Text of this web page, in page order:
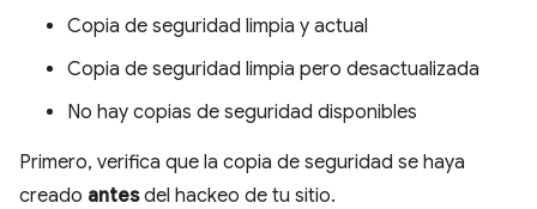
Copia de seguridad limpia y actual
Copia de seguridad limpia pero desactualizada
No hay copias de seguridad disponibles
Primero, verifica que la copia de seguridad se haya
creado antesdel hackeo de tu sitio.